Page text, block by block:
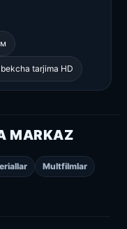
tarjima HD
MARKAZ
Multfilmlar